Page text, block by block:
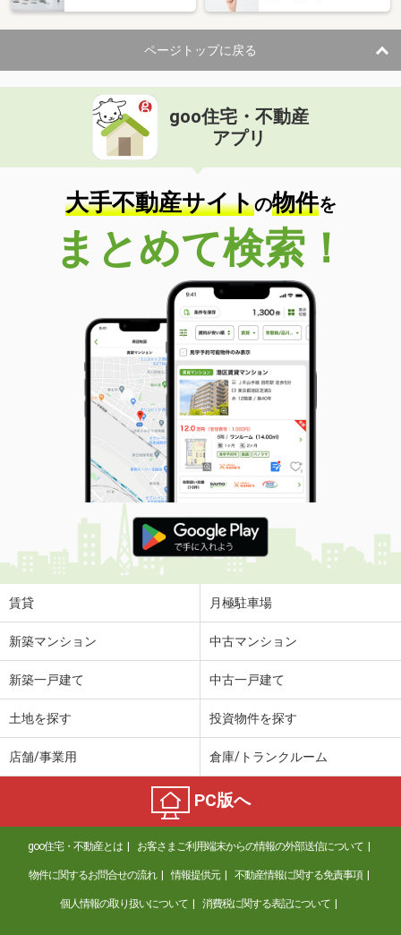
ページトップに戻る
goo住宅・不動産
アプリ
大手不動産サイトの物件を
まとめて検索！
賃貸 月極駐車場
新築マンション 中古マンション
新築一戸建て 中古一戸建て
土地を探す 投資物件を探す
店舗/事業用 倉庫/トランクルーム
PC版へ
goo住宅・不動産とは お客さまご利用端末からの情報の外部送信について
物件に関するお問合せの流れ 情報提供元 不動産情報に関する免責事項
個人情報の取り扱いについて 消費税に関する表記について